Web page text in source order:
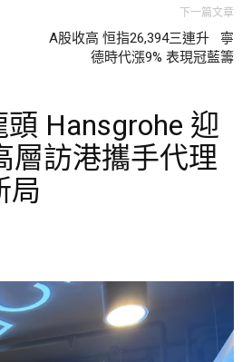
下一篇文章
A股收高 恒指26,394三連升 寧
德時代漲9% 表現冠藍籌
Hansgrohe 迎
層訪港攜手代理
局